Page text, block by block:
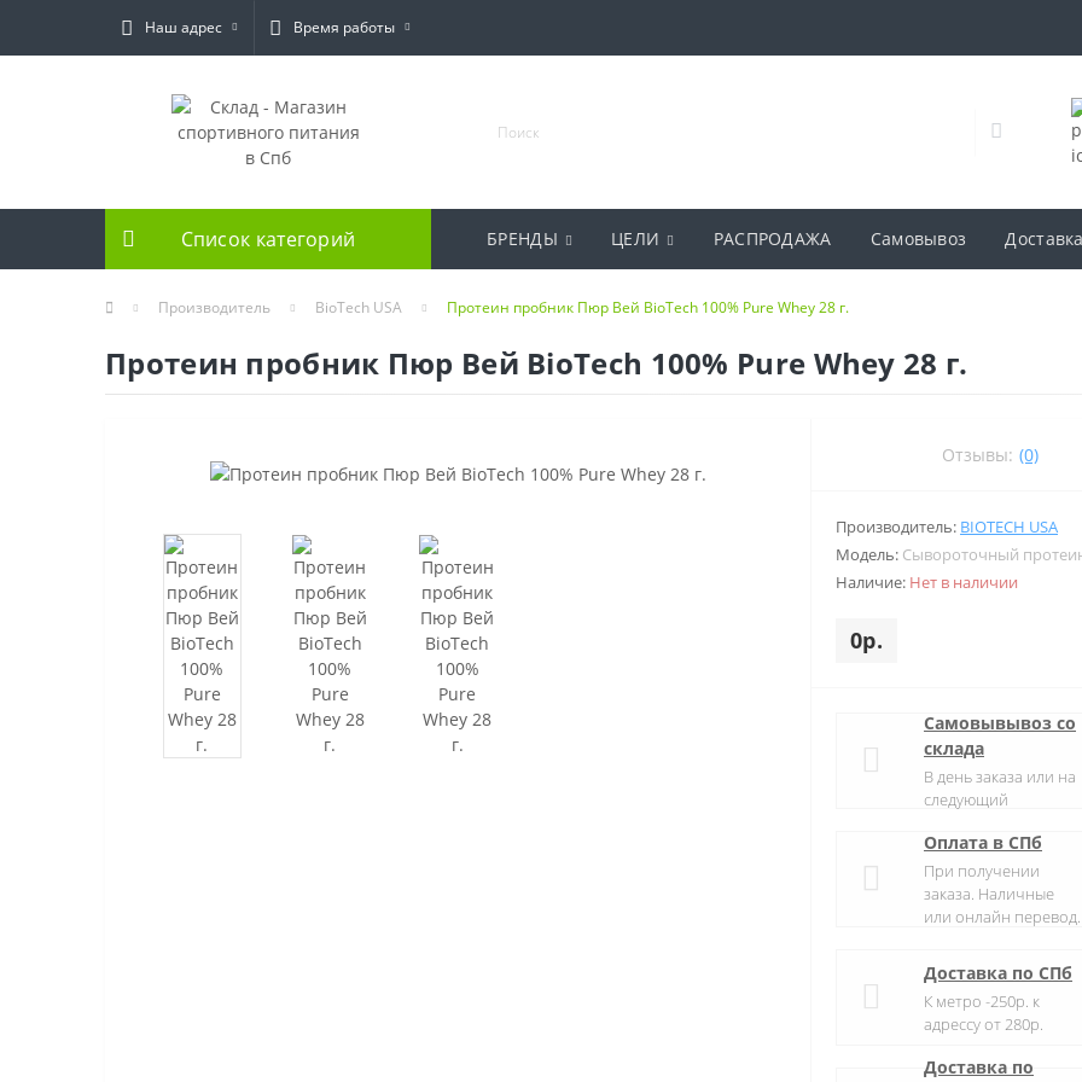
Наш адрес Время работы
Список категорий БРЕНДЫ ЦЕЛИ РАСПРОДАЖА Самовывоз
Производитель BioTech USA Протеин пробник Пюр Вей BioTech 100% Pure Whey 28 г.
Протеин пробник Пюр Вей BioTech 100% Pure Whey 28 г.
Отзывы: (0)
Производитель: BIOTECH USA
Модель: Сывороточный
Наличие: Нет в наличии
0р.
Самовывывоз со
склада
В день заказа или на
следующий
Оплата в СПб
При получении
заказа. Наличные
или онлайн перевод.
Доставка по СПб
К метро -250р. к
адрессу от 280р.
Доставка по